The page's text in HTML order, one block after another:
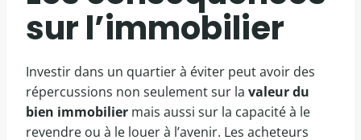
sur l’immobilier
Investir dans un quartier à éviter peut avoir des
répercussions non seulement sur la valeur du
bien immobilier mais aussi sur la capacité à le
revendre ou à le louer à l’avenir. Les acheteurs